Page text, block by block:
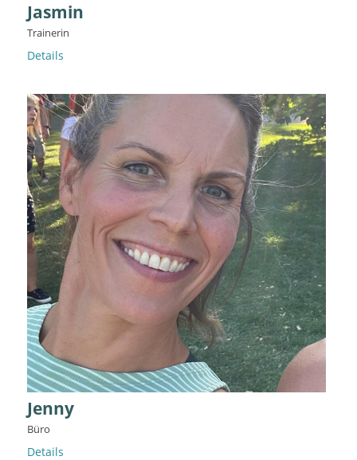
Jasmin
Trainerin
Details
Jenny
Büro
Details